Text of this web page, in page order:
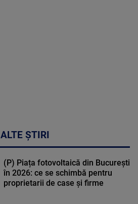
ALTE ȘTIRI
(P) Piața fotovoltaică din București
în 2026: ce se schimbă pentru
proprietarii de case și firme